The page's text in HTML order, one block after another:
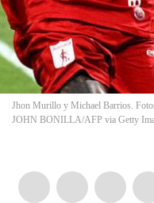
Jhon Murillo y Michael Barrios.
JOHN BONILLA/AFP via Getty